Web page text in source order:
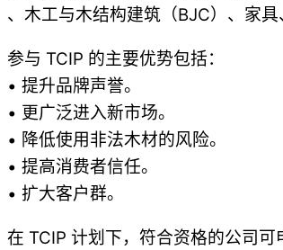
、木工与木结构建筑（BJC）、家
参与 TCIP 的主要优势包括：
• 提升品牌声誉。
• 更广泛进入新市场。
• 降低使用非法木材的风险。
• 提高消费者信任。
• 扩大客户群。
在 TCIP 计划下，符合资格的公司